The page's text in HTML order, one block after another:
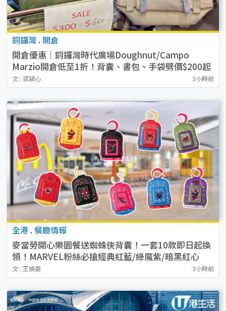
銅鑼灣 . 開倉
開倉優惠｜銅鑼灣時代廣場Doughnut/Campo
Marzio開倉低至1折！背囊、書包、手袋劈價$200起
文 : 梁穎心 3小時前
全港 . 餐廳情報
麥當勞開心樂園餐送蜘蛛俠背囊！一套10款即日起換
領！MARVEL粉絲必搶經典紅藍/綠魔紫/暗黑紅心
文 : 王煥雯 3小時前